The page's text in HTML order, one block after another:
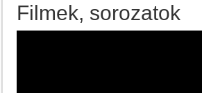
Filmek, sorozatok